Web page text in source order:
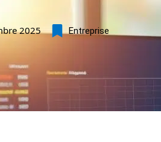
2025 Entreprise